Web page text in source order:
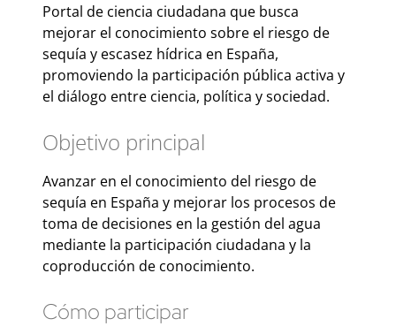
Portal de ciencia ciudadana que busca
mejorar el conocimiento sobre el riesgo de
sequía y escasez hídrica en España,
promoviendo la participación pública activa y
el diálogo entre ciencia, política y sociedad.
Objetivo principal
Avanzar en el conocimiento del riesgo de
sequía en España y mejorar los procesos de
toma de decisiones en la gestión del agua
mediante la participación ciudadana y la
coproducción de conocimiento.
Cómo participar